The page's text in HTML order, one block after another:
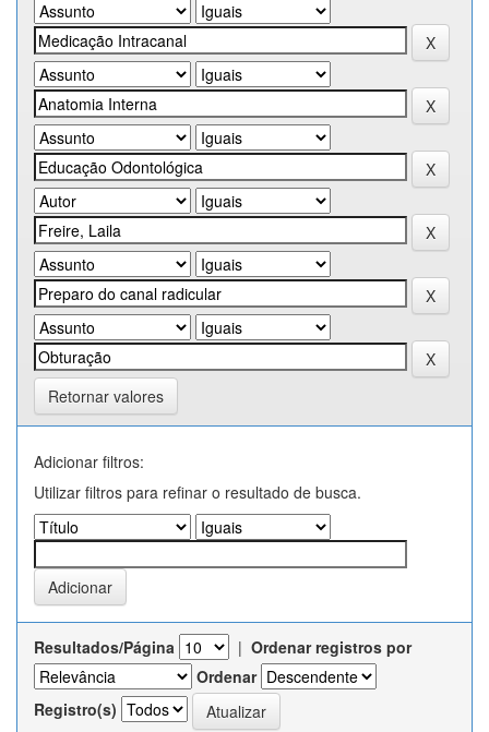
Retornar valores
Adicionar filtros:
Utilizar filtros para refinar o resultado de busca.
Resultados/Página | Ordenar registros por
Ordenar
Registro(s)